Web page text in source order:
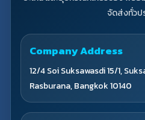
จัดส่งทั่วป
Company Address
12/4 Soi Suksawasdi 15/1,
Rasburana, Bangkok 10140